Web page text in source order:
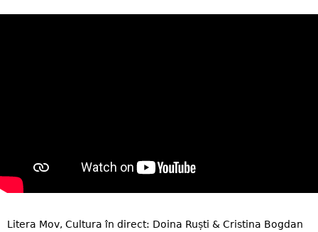
Litera Mov, Cultura în direct: Doina Ruști & Cristina Bogdan